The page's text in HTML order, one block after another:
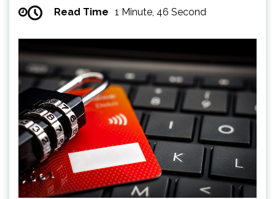
Read Time 1 Minute, 46 Second